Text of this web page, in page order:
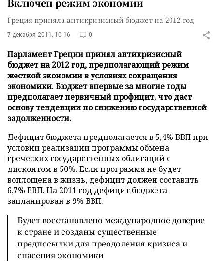
Включен режим экономии
Греция приняла антикризисный бюджет на 2012 год
7 декабря 2011, 10:16 0
Парламент Греции принял антикризисный
бюджет на 2012 год, предполагающий режим
жесткой экономии в условиях сокращения
экономики. Бюджет впервые за многие годы
предполагает первичный профицит, что даст
основу тенденции по снижению государственной
задолженности.
Дефицит бюджета предполагается в 5,4% ВВП при
условии реализации программы обмена
греческих государственных облигаций с
дисконтом в 50%. Если программа не будет
воплощена в жизнь, дефицит должен составить
6,7% ВВП. На 2011 год дефицит бюджета
запланирован в 9% ВВП.
Будет восстановлено международное доверие
к стране и созданы существенные
предпосылки для преодоления кризиса и
спасения экономики